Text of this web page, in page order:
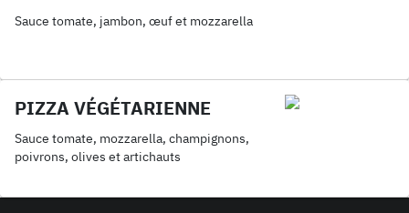
Sauce tomate, jambon, œuf et mozzarella
PIZZA VÉGÉTARIENNE
Sauce tomate, mozzarella, champignons,
poivrons, olives et artichauts